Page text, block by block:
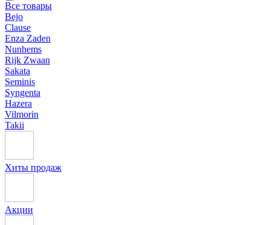
Все товары
Bejo
Clause
Enza Zaden
Nunhems
Rijk Zwaan
Sakata
Seminis
Syngenta
Hazera
Vilmorin
Takii
Хиты продаж
Акции